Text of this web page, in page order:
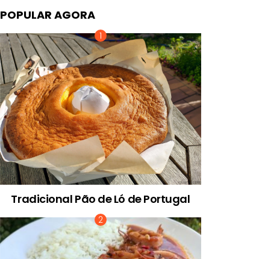
POPULAR AGORA
Tradicional Pão de Ló de Portugal